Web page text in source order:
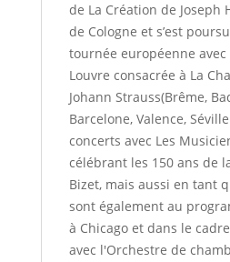
de La Création de Joseph
de Cologne et s’est
tournée européenne
Louvre consacrée à La
Johann Strauss(Brême,
Barcelone, Valence,
concerts avec Les
célébrant les 150 ans de
Bizet, mais aussi en tant
sont également au
à Chicago et dans le
avec l'Orchestre de